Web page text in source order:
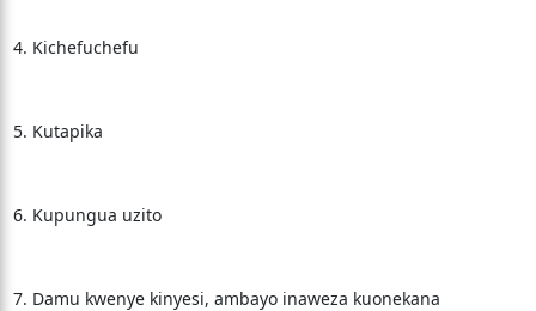
4. Kichefuchefu
5. Kutapika
6. Kupungua uzito
7. Damu kwenye kinyesi, ambayo inaweza kuonekana